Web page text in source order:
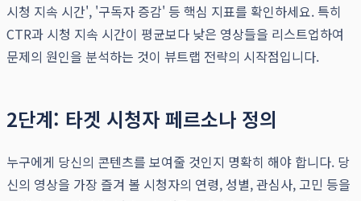
시청 지속 시간', '구독자 증감' 등 핵심 지표를 확인하세요. 특히
CTR과 시청 지속 시간이 평균보다 낮은 영상들을 리스트업하여
문제의 원인을 분석하는 것이 뷰트랩 전략의 시작점입니다.
2단계: 타겟 시청자 페르소나 정의
누구에게 당신의 콘텐츠를 보여줄 것인지 명확히 해야 합니다. 당
신의 영상을 가장 즐겨 볼 시청자의 연령, 성별, 관심사, 고민 등을